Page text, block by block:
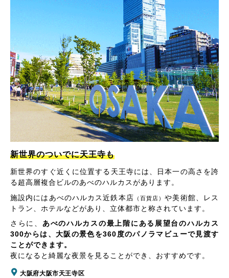
新世界のついでに天王寺も
新世界のすぐ近くに位置する天王寺には、日本一の高さを誇
る超高層複合ビルのあべのハルカスがあります。
施設内にはあべのハルカス近鉄本店 （百貨店）や美術館、レス
トラン、ホテルなどがあり、立体都市と称されています。
さらに、 あべのハルカスの最上階にある展望台のハルカス
300からは、大阪の景色を360度のパノラマビューで見渡す
ことができます。
夜になると綺麗な夜景を見ることができ、おすすめです。
大阪府大阪市天王寺区